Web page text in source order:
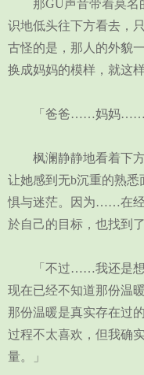
那GU声音带着莫名
识地低头往下方看去，
古怪的是，那人的外貌
换成妈妈的模样，就这
「爸爸……妈妈……
枫澜静静地看着下方
让她感到无b沉重的熟
惧与迷茫。因为……在经
於自己的目标，也找到
「不过……我还是想
现在已经不知道那份温
那份温暖是真实存在过
过程不太喜欢，但我确
量。」